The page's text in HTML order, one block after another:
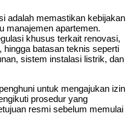
adalah memastikan kebijakan
manajemen apartemen.
khusus terkait renovasi,
hingga batasan teknis seperti
sistem instalasi listrik, dan
untuk mengajukan izin
prosedur yang
resmi sebelum memulai